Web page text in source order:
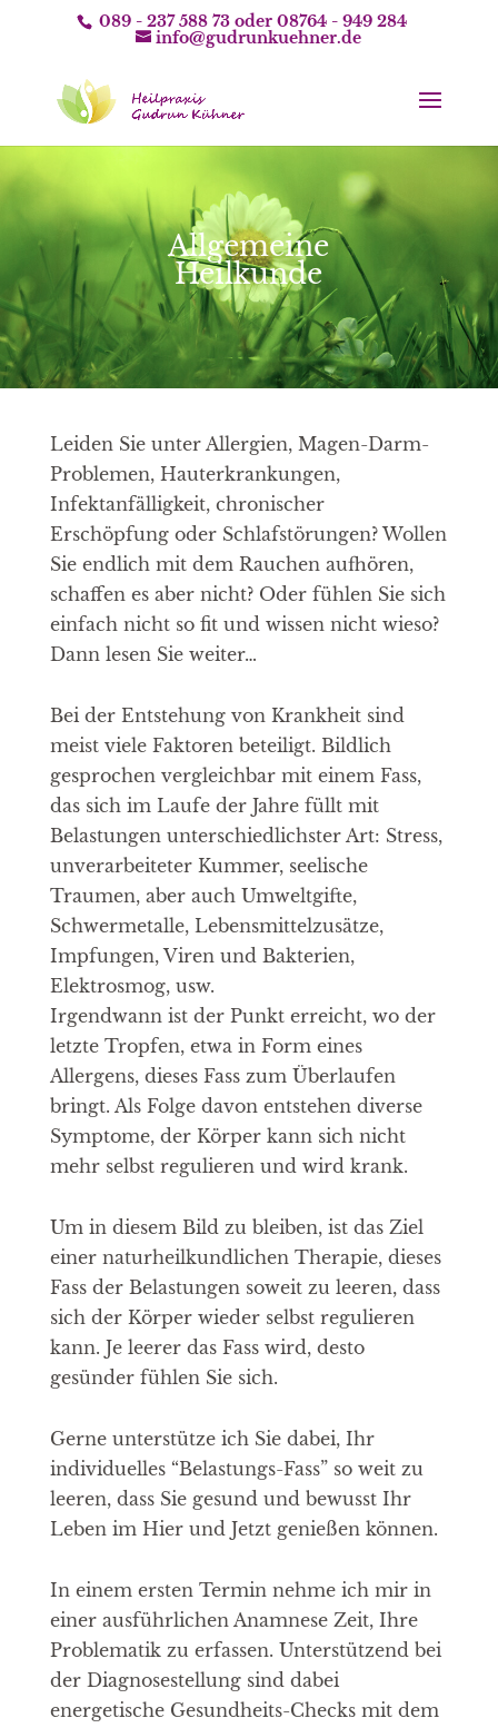
089 - 237 588 73oder 08764 - 949 284
info@gudrunkuehner.de
Allgemeine
Heilkunde
Leiden Sie unter Allergien, Magen-Darm-
Problemen, Hauterkrankungen,
Infektanfälligkeit, chronischer
Erschöpfung oder Schlafstörungen? Wollen
Sie endlich mit dem Rauchen aufhören,
schaffen es aber nicht? Oder fühlen Sie sich
einfach nicht so fit und wissen nicht wieso?
Dann lesen Sie weiter…
Bei der Entstehung von Krankheit sind
meist viele Faktoren beteiligt. Bildlich
gesprochen vergleichbar mit einem Fass,
das sich im Laufe der Jahre füllt mit
Belastungen unterschiedlichster Art: Stress,
unverarbeiteter Kummer, seelische
Traumen, aber auch Umweltgifte,
Schwermetalle, Lebensmittelzusätze,
Impfungen, Viren und Bakterien,
Elektrosmog, usw.
Irgendwann ist der Punkt erreicht, wo der
letzte Tropfen, etwa in Form eines
Allergens, dieses Fass zum Überlaufen
bringt. Als Folge davon entstehen diverse
Symptome, der Körper kann sich nicht
mehr selbst regulieren und wird krank.
Um in diesem Bild zu bleiben, ist das Ziel
einer naturheilkundlichen Therapie, dieses
Fass der Belastungen soweit zu leeren, dass
sich der Körper wieder selbst regulieren
kann. Je leerer das Fass wird, desto
gesünder fühlen Sie sich.
Gerne unterstütze ich Sie dabei, Ihr
individuelles “Belastungs-Fass” so weit zu
leeren, dass Sie gesund und bewusst Ihr
Leben im Hier und Jetzt genießen können.
In einem ersten Termin nehme ich mir in
einer ausführlichen Anamnese Zeit, Ihre
Problematik zu erfassen. Unterstützend bei
der Diagnosestellung sind dabei
energetische Gesundheits-Checks mit dem